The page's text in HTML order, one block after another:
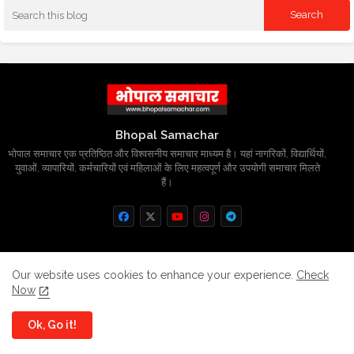
Bhopal Samachar
भोपाल समाचार एक प्रतिष्ठित और विश्वसनीय समाचार माध्यम है। यहां नागरिकों, विद्यार्थियों,
युवाओं, व्यापारियों, कर्मचारियों एवं महिलाओं के लिए महत्वपूर्ण और उपयोगी समाचार मिलते
हैं।
All Right Reserved Copyright
Home About Contact us
Privacy Policy
Our website uses cookies to enhance your experience. Check
Now
Ok, Go it!